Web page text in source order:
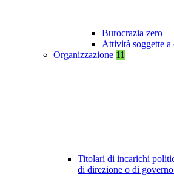
Burocrazia zero
Attività soggette
Organizzazione 11
Titolari di incarichi
di direzione o di governo